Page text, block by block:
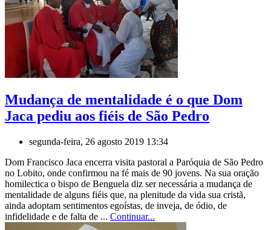
Mudança de mentalidade é o que Dom
Jaca pediu aos fiéis de São Pedro
segunda-feira, 26 agosto 2019 13:34
Dom Francisco Jaca encerra visita pastoral a Paróquia de São Pedro
no Lobito, onde confirmou na fé mais de 90 jovens. Na sua oração
homilectica o bispo de Benguela diz ser necessária a mudança de
mentalidade de alguns fiéis que, na plenitude da vida sua cristã,
ainda adoptam sentimentos egoístas, de inveja, de ódio, de
infidelidade e de falta de ... Continuar...